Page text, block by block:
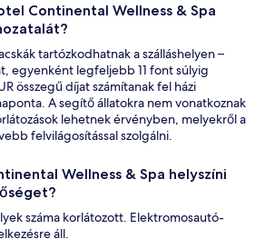
Continental Wellness & Spa
tartózkodhatnak a szálláshelyen –
egyenként legfeljebb 11 font súlyig
összegű díjat számítanak fel házi
A segítő állatokra nem vonatkoznak
lehetnek érvényben, melyekről a
felvilágosítással szolgálni.
Wellness & Spa helyszíni
száma korlátozott. Elektromosautó-
áll.